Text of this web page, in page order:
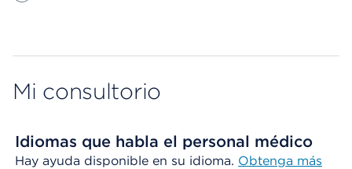
Mi consultorio
Idiomas que habla el personal médico
Hay ayuda disponible en su idioma. Obtenga más